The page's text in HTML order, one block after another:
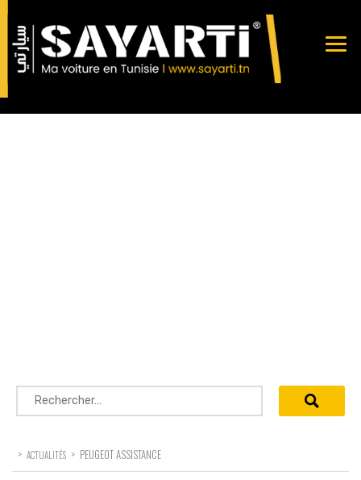
Rechercher :
> ACTUALITÉS > PEUGEOT ASSISTANCE